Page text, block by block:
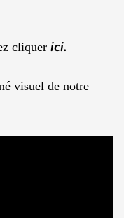
cliquer ici.
visuel de notre